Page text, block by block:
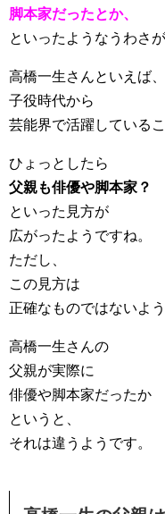
脚本家だったとか、
といったようなうわさ
高橋一生さんといえば、
子役時代から
芸能界で活躍しているこ
ひょっとしたら
父親も俳優や脚本家？
といった見方が
広がったようですね。
ただし、
この見方は
正確なものではないよう
高橋一生さんの
父親が実際に
俳優や脚本家だったか
というと、
それは違うようです。